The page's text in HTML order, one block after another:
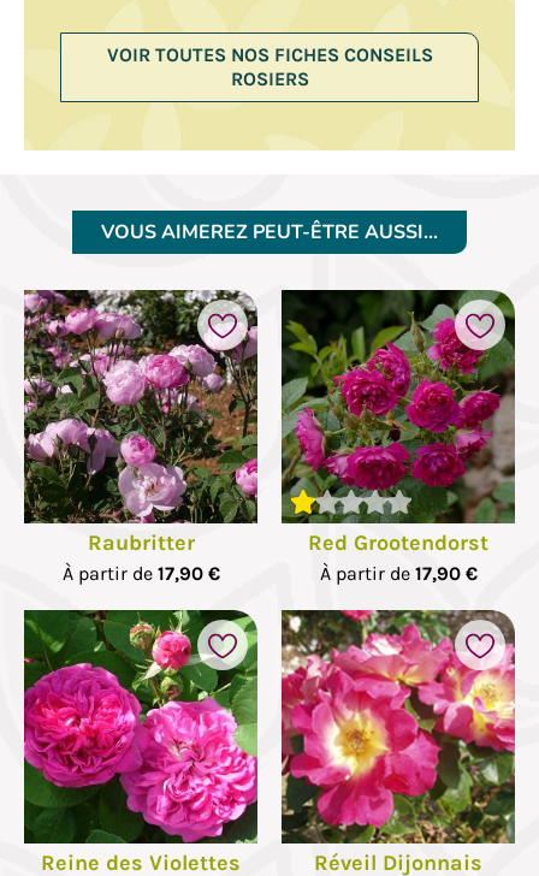
VOIR TOUTES NOS FICHES CONSEILS
ROSIERS
VOUS AIMEREZ PEUT-ÊTRE AUSSI…
Raubritter
À partir de 17,90 €
Red Grootendorst
À partir de 17,90 €
Reine des Violettes Réveil Dijonnais